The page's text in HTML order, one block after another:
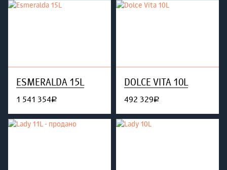
ESMERALDA 15L
1 541 354руб.
DOLCE VITA 10L
492 329руб.